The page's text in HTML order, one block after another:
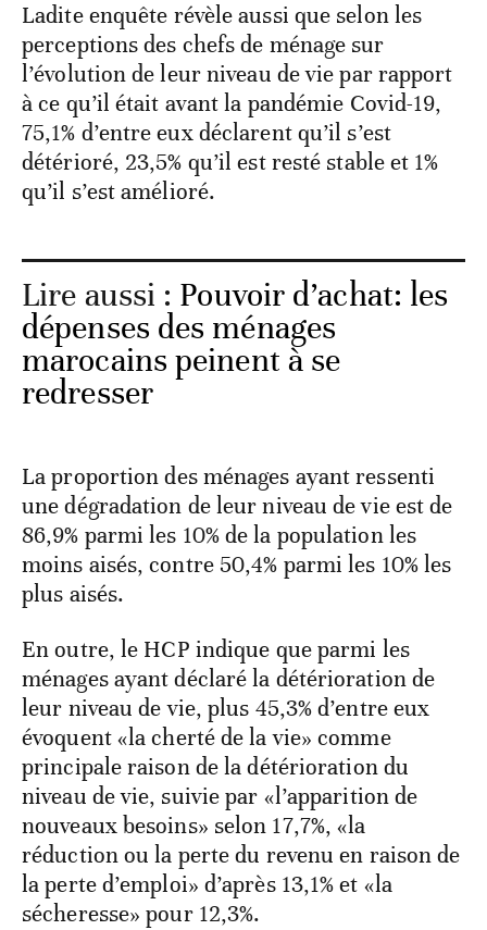
Ladite enquête révèle aussi que selon les
perceptions des chefs de ménage sur
l’évolution de leur niveau de vie par rapport
à ce qu’il était avant la pandémie Covid-19,
75,1% d’entre eux déclarent qu’il s’est
détérioré, 23,5% qu’il est resté stable et 1%
qu’il s’est amélioré.
Lire aussi : Pouvoir d’achat: les
dépenses des ménages
marocains peinent à se
redresser
La proportion des ménages ayant ressenti
une dégradation de leur niveau de vie est de
86,9% parmi les 10% de la population les
moins aisés, contre 50,4% parmi les 10% les
plus aisés.
En outre, le HCP indique que parmi les
ménages ayant déclaré la détérioration de
leur niveau de vie, plus 45,3% d’entre eux
évoquent «la cherté de la vie» comme
principale raison de la détérioration du
niveau de vie, suivie par «l’apparition de
nouveaux besoins» selon 17,7%, «la
réduction ou la perte du revenu en raison de
la perte d’emploi» d’après 13,1% et «la
sécheresse» pour 12,3%.